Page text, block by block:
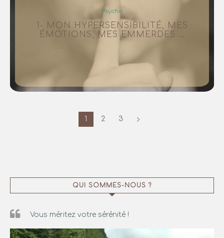
Psycho
1- MON HYPERSENSIBILITÉ, MES
ÉMOTIONS, MES EMMERDES …
1 2 3
QUI SOMMES-NOUS ?
Vous méritez votre sérénité !